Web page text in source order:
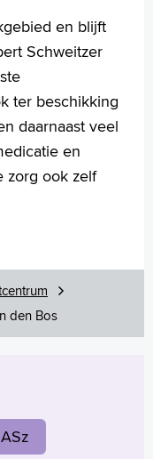
en blijft
Schweitzer
ter beschikking
daarnaast veel
en
zorg ook zelf
den Bos